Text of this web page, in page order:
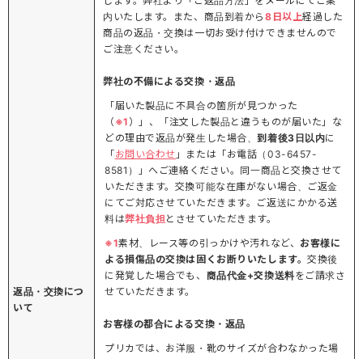
返品・交換につ
いて
内いたします。また、商品到着から 8日以上経過した
商品の返品・交換は一切お受け付けできませんので
ご注意ください。
弊社の不備による交換・返品
「届いた製品に不具合の箇所が見つかった
（ ※1 ）」、「注文した製品と違うものが届いた」な
どの理由で返品が発生した場合、到着後3日以内に
「お問い合わせ 」または「お電話（03-6457-
8581）」へご連絡ください。同一商品と交換させて
いただきます。交換可能な在庫がない場合、ご返金
にてご対応させていただきます。ご返送にかかる送
料は弊社負担とさせていただきます。
※1素材、レース等の引っかけや汚れなど、 お客様に
よる損傷品の交換は固くお断りいたします。交換後
に発覚した場合でも、 商品代金+交換送料をご請求さ
せていただきます。
お客様の都合による交換・返品
プリカでは、お洋服・靴のサイズが合わなかった場